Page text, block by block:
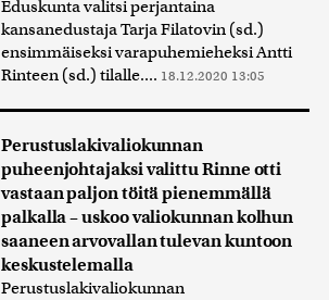
Eduskunta valitsi perjantaina
kansanedustaja Tarja Filatovin (sd.)
ensimmäiseksi varapuhemieheksi Antti
Rinteen (sd.) tilalle.... 18.12.2020 13:05
Perustuslakivaliokunnan
puheenjohtajaksi valittu Rinne otti
vastaan paljon töitä pienemmällä
palkalla – uskoo valiokunnan kolhun
saaneen arvovallan tulevan kuntoon
keskustelemalla
Perustuslakivaliokunnan